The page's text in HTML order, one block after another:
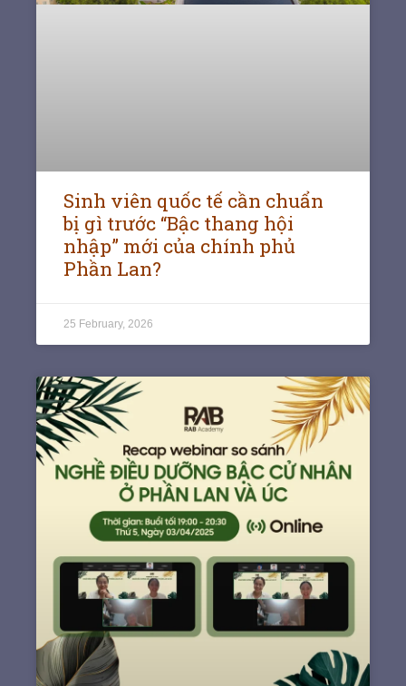
Sinh viên quốc tế cần chuẩn
bị gì trước “Bậc thang hội
nhập” mới của chính phủ
Phần Lan?
25 February, 2026